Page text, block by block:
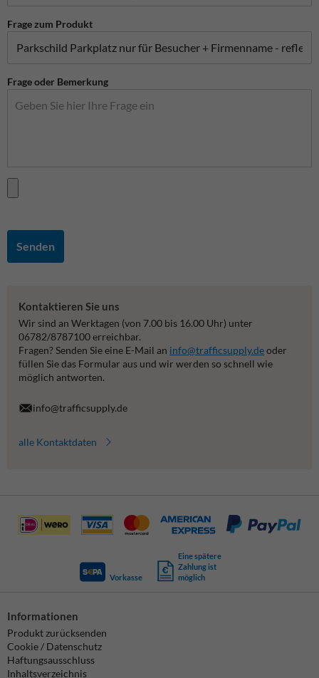
Frage zum Produkt
Frage oder Bemerkung
Senden
Kontaktieren Sie uns
Wir sind an Werktagen (von 7.00 bis 16.00 Uhr) unter
06782/8787100 erreichbar.
Fragen? Senden Sie eine E-Mail an info@trafficsupply.deoder
füllen Sie das Formular aus und wir werden so schnell wie
möglich antworten.
info@trafficsupply.de
alle Kontaktdaten
Vorkasse
Eine spätere
Zahlung ist
möglich
Informationen
Produkt zurücksenden
Cookie / Datenschutz
Haftungsausschluss
Inhaltsverzeichnis